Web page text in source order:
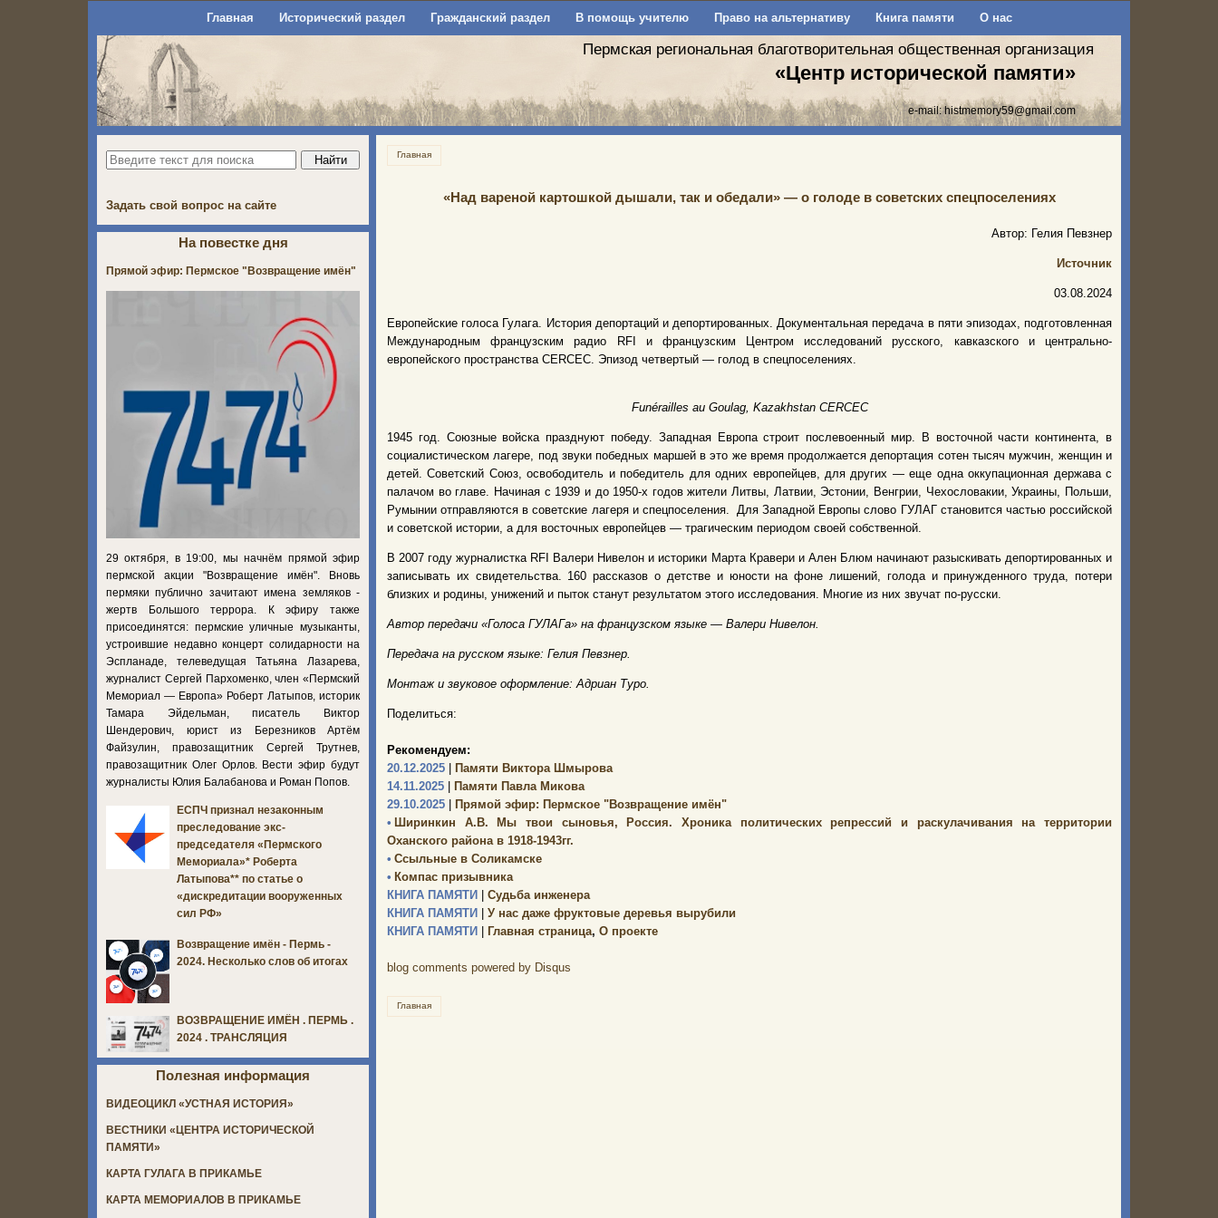
Главная Исторический раздел Гражданский раздел В помощь учителю Право на альтернативу Книга памяти О нас
Пермская региональная благотворительная общественная организация
«Центр исторической памяти»
e-mail:histmemory59@gmail.com
Главная
«Над вареной картошкой дышали, так и обедали» — о голоде в советских спецпоселениях
Автор: Гелия Певзнер
Источник
03.08.2024
Европейские голоса Гулага. История депортаций и депортированных. Документальная передача в пяти эпизодах, подготовленная
Международным французским радио RFI и французским Центром исследований русского, кавказского и центрально-
европейского пространства CERCEC. Эпизод четвертый — голод в спецпоселениях.
Funérailles au Goulag, Kazakhstan CERCEC
1945 год. Союзные войска празднуют победу. Западная Европа строит послевоенный мир. В восточной части континента, в
социалистическом лагере, под звуки победных маршей в это же время продолжается депортация сотен тысяч мужчин, женщин и
детей. Советский Союз, освободитель и победитель для одних европейцев, для других — еще одна оккупационная держава с
палачом во главе. Начиная с 1939 и до 1950-х годов жители Литвы, Латвии, Эстонии, Венгрии, Чехословакии, Украины, Польши,
Румынии отправляются в советские лагеря и спецпоселения. Для Западной Европы слово ГУЛАГ становится частью российской
и советской истории, а для восточных европейцев — трагическим периодом своей собственной.
В 2007 году журналистка RFI Валери Нивелон и историки Марта Кравери и Ален Блюм начинают разыскивать депортированных и
записывать их свидетельства. 160 рассказов о детстве и юности на фоне лишений, голода и принужденного труда, потери
близких и родины, унижений и пыток станут результатом этого исследования. Многие из них звучат по-русски.
Автор передачи «Голоса ГУЛАГа» на французском языке — Валери Нивелон.
Передача на русском языке: Гелия Певзнер.
Монтаж и звуковое оформление: Адриан Туро.
Поделиться:
Рекомендуем:
20.12.2025
Памяти Виктора Шмырова
14.11.2025
Памяти Павла Микова
29.10.2025
Прямой эфир: Пермское "Возвращение имён"
• Ширинкин А.В. Мы твои сыновья, Россия. Хроника политических репрессий и раскулачивания на территории
Оханского района в 1918-1943гг.
• Ссыльные в Соликамске
• Компас призывника
КНИГА ПАМЯТИ
Судьба инженера
КНИГА ПАМЯТИ
У нас даже фруктовые деревья вырубили
КНИГА ПАМЯТИ
Главная страница, О проекте
blog comments powered by Disqus
Главная
Задать свой вопрос на сайте
На повестке дня
Прямой эфир: Пермское "Возвращение имён"
29 октября, в 19:00, мы начнём прямой эфир
пермской акции "Возвращение имён". Вновь
пермяки публично зачитают имена земляков -
жертв Большого террора. К эфиру также
присоединятся: пермские уличные музыканты,
устроившие недавно концерт солидарности на
Эспланаде, телеведущая Татьяна Лазарева,
журналист Сергей Пархоменко, член «Пермский
Мемориал — Европа» Роберт Латыпов, историк
Тамара Эйдельман, писатель Виктор
Шендерович, юрист из Березников Артём
Файзулин, правозащитник Сергей Трутнев,
правозащитник Олег Орлов. Вести эфир будут
журналисты Юлия Балабанова и Роман Попов.
ЕСПЧ признал незаконным
преследование экс-
председателя «Пермского
Мемориала»* Роберта
Латыпова** по статье о
«дискредитации вооруженных
сил РФ»
Возвращение имён - Пермь -
2024. Несколько слов об итогах
ВОЗВРАЩЕНИЕ ИМЁН . ПЕРМЬ .
2024 . ТРАНСЛЯЦИЯ
Полезная информация
ВИДЕОЦИКЛ «УСТНАЯ ИСТОРИЯ»
ВЕСТНИКИ «ЦЕНТРА ИСТОРИЧЕСКОЙ
ПАМЯТИ»
КАРТА ГУЛАГА В ПРИКАМЬЕ
КАРТА МЕМОРИАЛОВ В ПРИКАМЬЕ